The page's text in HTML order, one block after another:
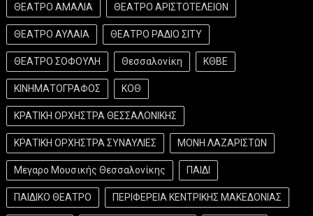
ΘΕΑΤΡΟ ΑΜΑΛΙΑ ΘΕΑΤΡΟ ΑΡΙΣΤΟΤΕΛΕΙΟΝ
ΘΕΑΤΡΟ ΑΥΛΑΙΑ ΘΕΑΤΡΟ ΡΑΔΙΟ ΣΙΤΥ
ΘΕΑΤΡΟ ΣΟΦΟΥΛΗ Θεσσαλονίκη ΚΘΒΕ
ΚΙΝΗΜΑΤΟΓΡΑΦΟΣ ΚΟΘ
ΚΡΑΤΙΚΗ ΟΡΧΗΣΤΡΑ ΘΕΣΣΑΛΟΝΙΚΗΣ
ΚΡΑΤΙΚΗ ΟΡΧΗΣΤΡΑ ΣΥΝΑΥΛΙΕΣ ΜΟΝΗ ΛΑΖΑΡΙΣΤΩΝ
Μεγαρο Μουσικής Θεσσαλονίκης ΠΑΙΔΙ
ΠΑΙΔΙΚΟ ΘΕΑΤΡΟ ΠΕΡΙΦΕΡΕΙΑ ΚΕΝΤΡΙΚΗΣ ΜΑΚΕΔΟΝΙΑΣ